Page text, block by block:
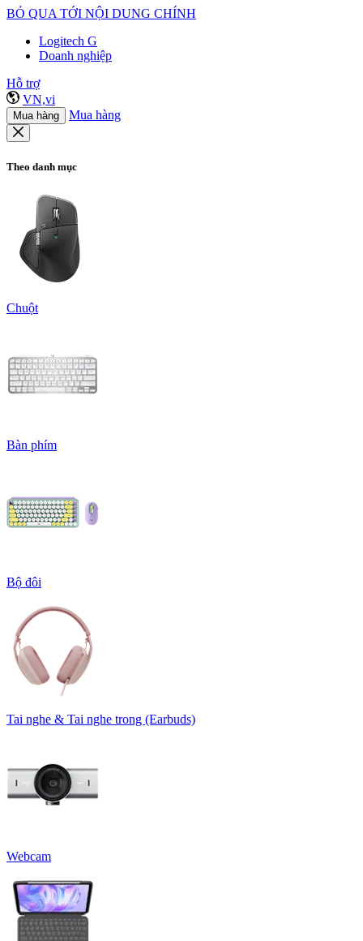
BỎ QUA TỚI NỘI DUNG CHÍNH
Logitech G
Doanh nghiệp
Hỗ trợ
VN,vi
Mua hàng Mua hàng
Theo danh mục
Chuột
Bàn phím
Bộ đôi
Tai nghe & Tai nghe trong (Earbuds)
Webcam